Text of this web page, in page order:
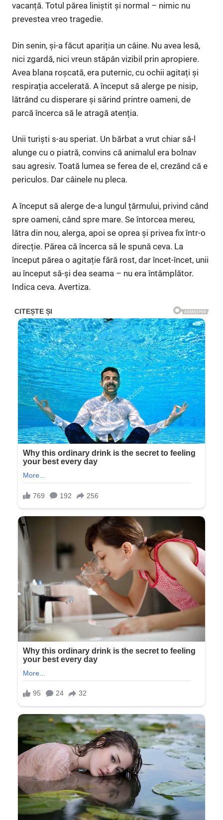
vacanță. Totul părea liniștit și normal – nimic nu
prevestea vreo tragedie.
Din senin, și-a făcut apariția un câine. Nu avea lesă,
nici zgardă, nici vreun stăpân vizibil prin apropiere.
Avea blana roșcată, era puternic, cu ochii agitați și
respirația accelerată. A început să alerge pe nisip,
lătrând cu disperare și sărind printre oameni, de
parcă încerca să le atragă atenția.
Unii turiști s-au speriat. Un bărbat a vrut chiar să-l
alunge cu o piatră, convins că animalul era bolnav
sau agresiv. Toată lumea se ferea de el, crezând că e
periculos. Dar câinele nu pleca.
A început să alerge de-a lungul țărmului, privind când
spre oameni, când spre mare. Se întorcea mereu,
lătra din nou, alerga, apoi se oprea și privea fix într-o
direcție. Părea că încerca să le spună ceva. La
început părea o agitație fără rost, dar încet-încet, unii
au început să-și dea seama – nu era întâmplător.
Indica ceva. Avertiza.